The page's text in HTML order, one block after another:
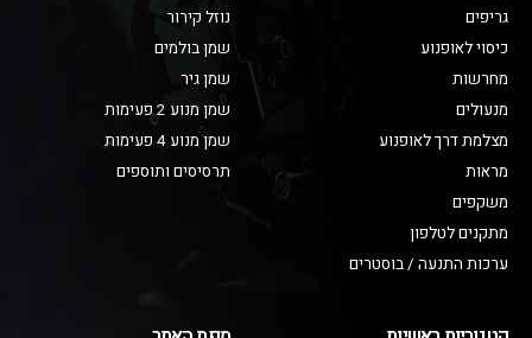
גריפים
כיסוי לאופנוע
מחרשות
מנעולים
מצלמת דרך לאופנוע
מראות
משקפים
מתקנים לטלפון
ערכות התנעה / בוסטרים
נוזל קירור
שמן בולמים
שמן גיר
שמן מנוע 2 פעימות
שמן מנוע 4 פעימות
תרסיסים ותוספים